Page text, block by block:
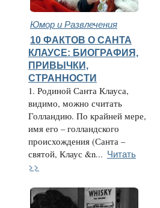
Юмор и Развлечения
10 ФАКТОВ О САНТА
КЛАУСЕ: БИОГРАФИЯ,
ПРИВЫЧКИ,
СТРАННОСТИ
1. Родиной Санта Клауса,
видимо, можно считать
Голландию. По крайней мере,
имя его – голландского
происхождения (Санта –
святой, Клаус &n... Читать
>>